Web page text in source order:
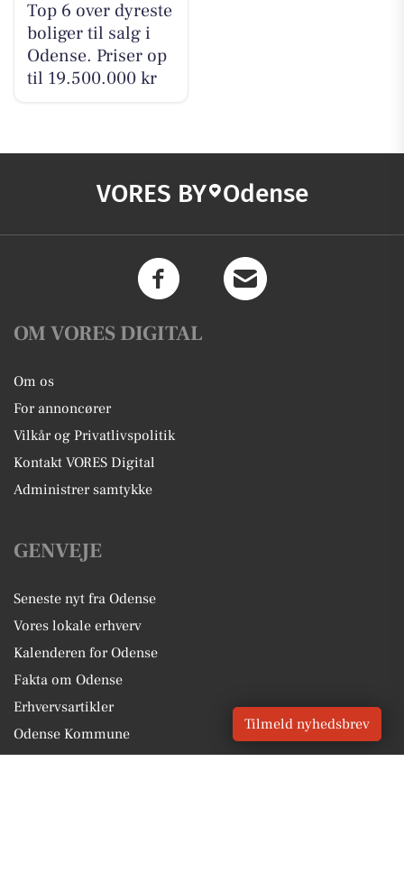
Top 6 over dyreste
boliger til salg i
Odense. Priser op
til 19.500.000 kr
VORES BY Odense
OM VORES DIGITAL
Om os
For annoncører
Vilkår og Privatlivspolitik
Kontakt VORES Digital
Administrer samtykke
GENVEJE
Seneste nyt fra Odense
Vores lokale erhverv
Kalenderen for Odense
Fakta om Odense
Erhvervsartikler
Odense Kommune
Tilmeld nyhedsbrev